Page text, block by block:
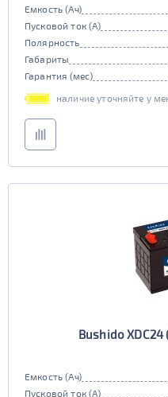
Емкость (Ач)
Пусковой ток (А)
Полярность
Габариты
Гарантия (мес)
наличие уточняйте у
Bushido XDC24
Емкость (Ач)
Пусковой ток (А)